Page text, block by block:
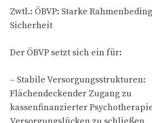
Zwtl.: ÖBVP: Starke
Sicherheit
Der ÖBVP setzt sich ein für:
– Stabile Versorgungsstrukturen:
Flächendeckender Zugang zu
kassenfinanzierter